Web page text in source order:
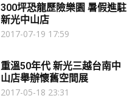
300坪恐龍歷險樂園 暑假進駐
新光中山店
2017-07-19 17:59
重溫50年代 新光三越台南中
山店舉辦懷舊空間展
2017-05-18 23:31